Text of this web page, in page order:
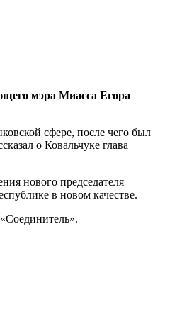
мэра Миасса Егора
сфере, после чего был
о Ковальчуке глава
нового председателя
в новом качестве.